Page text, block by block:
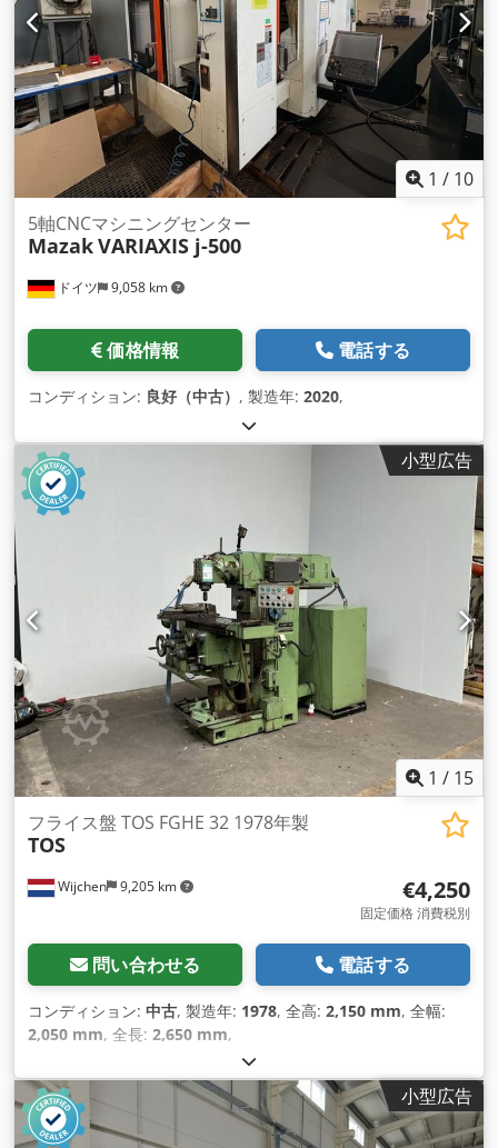
1 / 10
ドイツ 9,058 km
5軸CNCマシニングセンター
MazakVARIAXIS j-500
価格情報 電話する
コンディション: 良好（中古） , 製造年: 2020
小型広告
1 / 15
Wijchen 9,205 km
フライス盤 TOS FGHE 32 1978年製
TOS
€4,250
固定価格 消費税別
問い合わせる 電話する
コンディション: 中古 , 製造年: 1978 , 全高: 2,150 mm , 全幅:
2,050 mm , 全長: 2,650 mm
小型広告